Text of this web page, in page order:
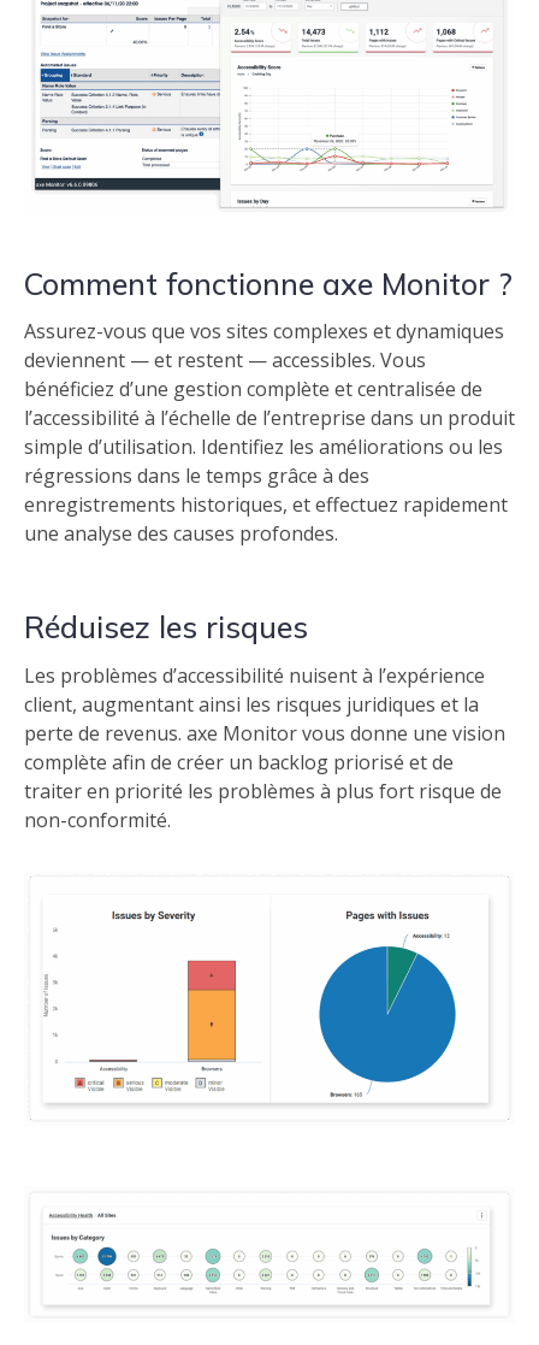
Comment fonctionne axe Monitor ?
Assurez-vous que vos sites complexes et dynamiques
deviennent — et restent — accessibles. Vous
bénéficiez d’une gestion complète et centralisée de
l’accessibilité à l’échelle de l’entreprise dans un produit
simple d’utilisation. Identifiez les améliorations ou les
régressions dans le temps grâce à des
enregistrements historiques, et effectuez rapidement
une analyse des causes profondes.
Réduisez les risques
Les problèmes d’accessibilité nuisent à l’expérience
client, augmentant ainsi les risques juridiques et la
perte de revenus. axe Monitor vous donne une vision
complète afin de créer un backlog priorisé et de
traiter en priorité les problèmes à plus fort risque de
non-conformité.